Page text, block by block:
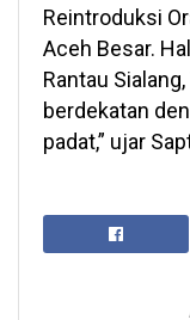
Reintroduksi
Aceh Besar.
Rantau
berdekatan
padat,” ujar